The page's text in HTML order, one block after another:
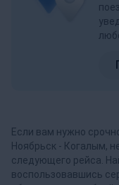
Если вам нужно
Ноябрьск - Когалым,
следующего рейса.
воспользовавшись